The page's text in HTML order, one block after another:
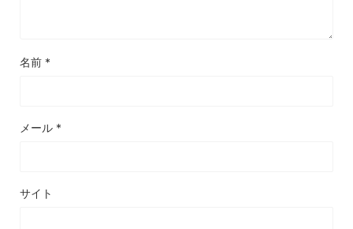
名前 *
メール *
サイト